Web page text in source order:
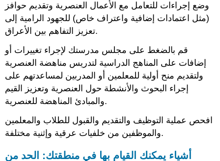
وضع إجراءات للتعامل مع الأعمال العنصرية وتقديم حوافز
(مثل اعتمادات إضافية واعتراف خاص) للجهود الرامية إلى
تعزيز التفاهم بين الأعراق.
قم بالضغط على مجلس مدرستك لإجراء تغييرات أو
إضافات على المناهج الدراسية لتدريس مناهضة العنصرية
ولتقديم منح أولية للمعلمين أو المدربين لمساعدتهم على
إجراء البحوث والأنشطة حول العنصرية وتعزيز القيم
والمبادئ المناهضة للعنصرية.
افحص عملية التوظيف والتقديم والقبول للطلاب والمعلمين
والموظفين من خلفيات عرقية وإثنية مختلفة.
أشياء يمكنك القيام بها في منطقتك: الحد من